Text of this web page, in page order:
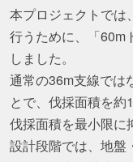
本プロジェクトでは
行うために、「60m
しました。
通常の36m支線では
とで、伐採面積を約
伐採面積を最小限に
設計段階では、地盤